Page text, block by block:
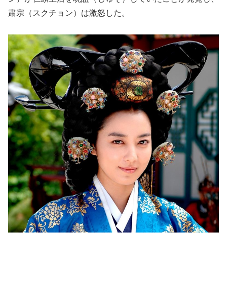
粛宗（スクチョン）は激怒した。